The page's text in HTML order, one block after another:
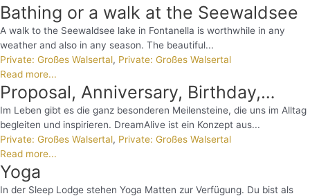
Bathing or a walk at the Seewaldsee
A walk to the Seewaldsee lake in Fontanella is worthwhile in any
weather and also in any season. The beautiful...
Private: Großes Walsertal, Private: Großes Walsertal
Read more...
Proposal, Anniversary, Birthday,…
Im Leben gibt es die ganz besonderen Meilensteine, die uns im Alltag
begleiten und inspirieren. DreamAlive ist ein Konzept aus...
Private: Großes Walsertal, Private: Großes Walsertal
Read more...
Yoga
In der Sleep Lodge stehen Yoga Matten zur Verfügung. Du bist als